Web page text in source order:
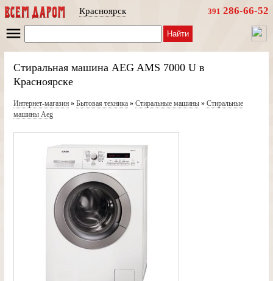
Красноярск 391 286-66-52
Найти
Стиральная машина AEG AMS 7000 U в
Красноярске
Интернет-магазин» Бытовая техника» Стиральные машины» Стиральные
машины Aeg